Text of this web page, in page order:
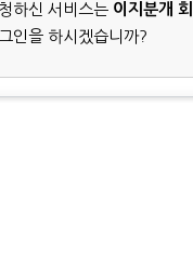
하신 서비스는 이지분개
인을 하시겠습니까?